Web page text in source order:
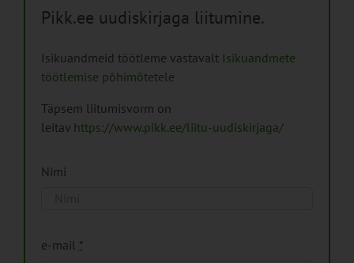
Pikk.ee uudiskirjaga liitumine.
Isikuandmeid töötleme vastavalt Isikuandmete
töötlemise põhimõtetele
Täpsem liitumisvorm on
leitav https://www.pikk.ee/liitu-uudiskirjaga/
Nimi
e-mail *